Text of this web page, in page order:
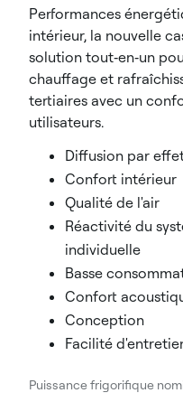
Performances
intérieur, la nouvelle
solution tout‑en‑un
chauffage et
tertiaires avec un
utilisateurs.
Diffusion par
Confort intérieur
Qualité de l'air
Réactivité du
individuelle
Basse
Confort
Conception
Facilité
Puissance frigorifique